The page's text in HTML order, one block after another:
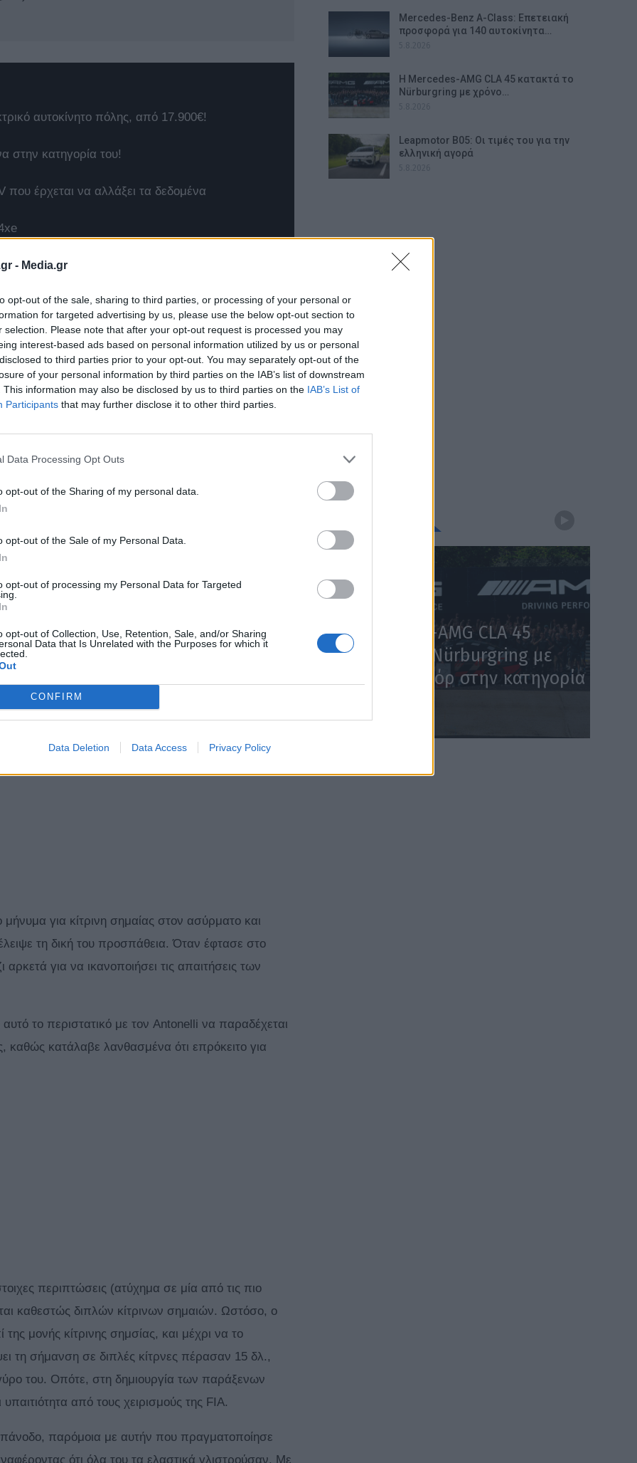
- Media.gr
opt-out of the sale, sharing to third parties, or processing of your personal or
for targeted advertising by us, please use the below opt-out section to
selection. Please note that after your opt-out request is processed you may
interest-based ads based on personal information utilized by us or personal
to third parties prior to your opt-out. You may separately opt-out of the
of your personal information by third parties on the IAB’s list of downstream
This information may also be disclosed by us to third parties on the IAB’s List of
Participants that may further disclose it to other third parties.
Data Processing Opt Outs
opt-out of the Sharing of my personal data.
opt-out of the Sale of my Personal Data.
opt-out of processing my Personal Data for Targeted
opt-out of Collection, Use, Retention, Sale, and/or Sharing
Data that Is Unrelated with the Purposes for which it
CONFIRM
Data Deletion Data Access Privacy Policy
αυτοκίνητο πόλης, από 17.900€!
στην κατηγορία του!
έρχεται να αλλάξει τα δεδομένα
E-Tech
τις οποίες συνάντησε πρώτος ο Antonelli και
πίστα αναβόσβηναν, δεν είχαν τη διαγώνια
τα δεδομένα στο σύστημα χρονομέτρησης της
σύμφωνα με τους κανονισμούς διαγράφεται ο
σηκώσει το πόδι του από το γκάζι (όπως έκανε ο
0,15 δλ.) και αποδεικνύοντας ότι
για κίτρινη σημαίας στον ασύρματο και
τη δική του προσπάθεια. Όταν έφτασε στο
για να ικανοποιήσει τις απαιτήσεις των
το περιστατικό με τον Antonelli να παραδέχεται
καθώς κατάλαβε λανθασμένα ότι επρόκειτο για
περιπτώσεις (ατύχημα σε μία από τις πιο
καθεστώς διπλών κίτρινων σημαιών. Ωστόσο, ο
μονής κίτρινης σημσίας, και μέχρι να το
τη σήμανση σε διπλές κίτρνες πέρασαν 15 δλ.,
του. Οπότε, στη δημιουργία των παράξενων
από τους χειρισμούς της FIA.
παρόμοια με αυτήν που πραγματοποίησε
ότι όλα του τα ελαστικά γλιστρούσαν. Με
Mercedes-Benz A-Class: Επετειακή
προσφορά για 140 αυτοκίνητα…
Η Mercedes-AMG CLA 45 κατακτά το
Nürburgring με χρόνο…
Leapmotor B05: Οι τιμές του για την
ελληνική αγορά
Η Mercedes-AMG CLA 45
κατακτά το Nürburgring με
χρόνο – ρεκόρ στην κατηγορία
WEB TV